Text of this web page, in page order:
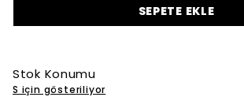
SEPETE EKLE
Stok Konumu
S için gösteriliyor